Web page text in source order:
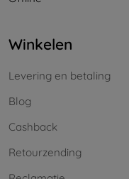
Winkelen
Levering en betaling
Blog
Cashback
Retourzending